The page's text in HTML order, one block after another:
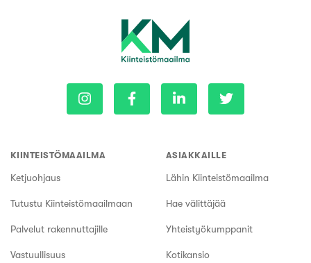
KIINTEISTÖMAAILMA
Ketjuohjaus
Tutustu Kiinteistömaailmaan
Palvelut rakennuttajille
Vastuullisuus
ASIAKKAILLE
Lähin Kiinteistömaailma
Hae välittäjää
Yhteistyökumppanit
Kotikansio